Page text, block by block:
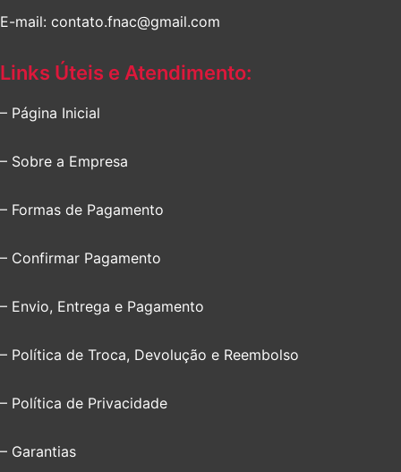
E-mail: contato.fnac@gmail.com
Links Úteis e Atendimento:
– Página Inicial
– Sobre a Empresa
– Formas de Pagamento
– Confirmar Pagamento
– Envio, Entrega e Pagamento
– Política de Troca, Devolução e Reembolso
– Política de Privacidade
– Garantias